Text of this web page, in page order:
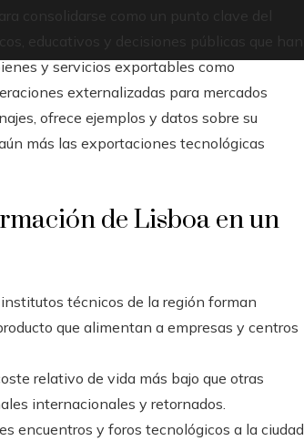
consolidarse como un punto clave del
educativos y decisiones públicas que han
y servicios exportables como
externalizadas para mercados
ofrece ejemplos y datos sobre su
más las exportaciones tecnológicas
de Lisboa en un
técnicos de la región forman
que alimentan a empresas y centros
relativo de vida más bajo que otras
internacionales y retornados.
encuentros y foros tecnológicos a la ciudad